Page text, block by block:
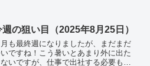
推移です。決算期...
週の狙い目（2025年8月25日）
月も最終週になりましたが、まだまだ
ですね！こう暑いとあまり外に出た
ないですが、仕事で出社する必要もあ